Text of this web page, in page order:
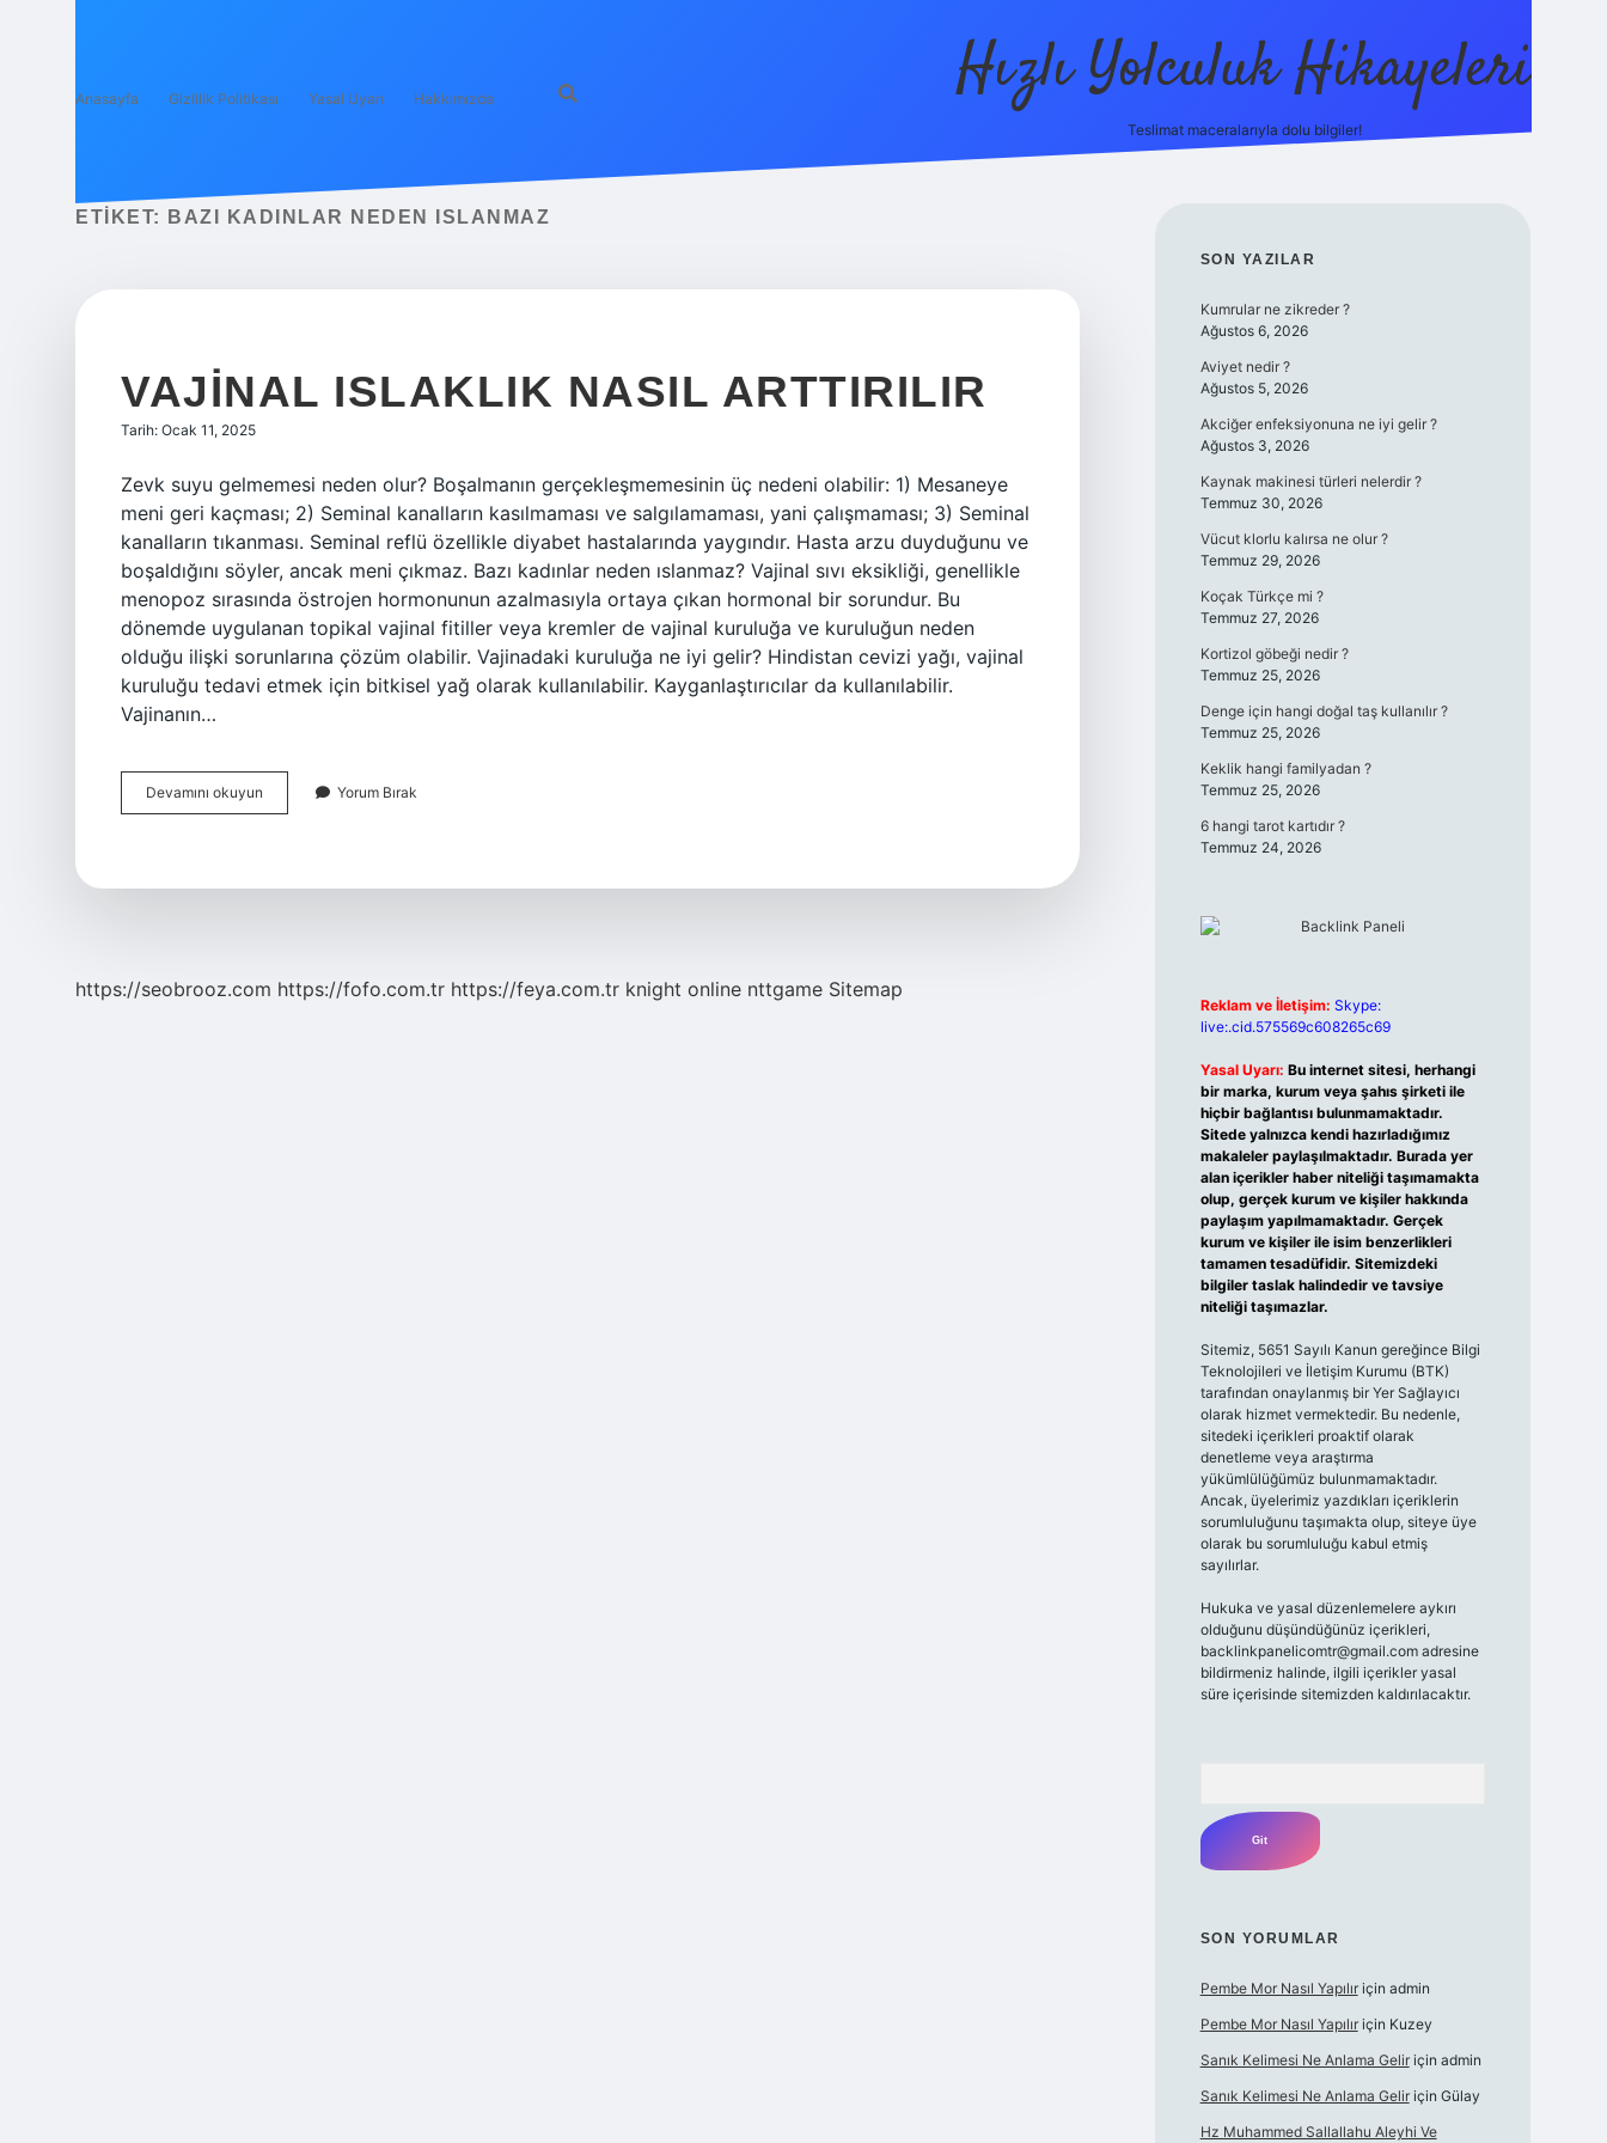
Anasayfa Gizlilik Politikası Yasal Uyarı Hakkımızda Hızlı Yolculuk Hikayeleri
Teslimat maceralarıyla dolu bilgiler!
ETIKET: BAZI KADINLAR NEDEN ISLANMAZ
VAJINAL ISLAKLIK NASIL ARTTIRILIR
Tarih: Ocak 11, 2025
Zevk suyu gelmemesi neden olur? Boşalmanın gerçekleşmemesinin üç nedeni olabilir: 1) Mesaneye
meni geri kaçması; 2) Seminal kanalların kasılmaması ve salgılamaması, yani çalışmaması; 3) Seminal
kanalların tıkanması. Seminal reflü özellikle diyabet hastalarında yaygındır. Hasta arzu duyduğunu ve
boşaldığını söyler, ancak meni çıkmaz. Bazı kadınlar neden ıslanmaz? Vajinal sıvı eksikliği, genellikle
menopoz sırasında östrojen hormonunun azalmasıyla ortaya çıkan hormonal bir sorundur. Bu
dönemde uygulanan topikal vajinal fitiller veya kremler de vajinal kuruluğa ve kuruluğun neden
olduğu ilişki sorunlarına çözüm olabilir. Vajinadaki kuruluğa ne iyi gelir? Hindistan cevizi yağı, vajinal
kuruluğu tedavi etmek için bitkisel yağ olarak kullanılabilir. Kayganlaştırıcılar da kullanılabilir.
Vajinanın…
Devamını okuyun
Islaklık
Yorum Bırak
https://seobrooz.com https://fofo.com.tr https://feya.com.tr knight online nttgame Sitemap
SIDEBAR
SON YAZILAR
Kumrular ne zikreder ?
Ağustos 6, 2026
Aviyet nedir ?
Ağustos 5, 2026
Akciğer enfeksiyonuna ne iyi gelir ?
Ağustos 3, 2026
Kaynak makinesi türleri nelerdir ?
Temmuz 30, 2026
Vücut klorlu kalırsa ne olur ?
Temmuz 29, 2026
Koçak Türkçe mi ?
Temmuz 27, 2026
Kortizol göbeği nedir ?
Temmuz 25, 2026
Denge için hangi doğal taş kullanılır ?
Temmuz 25, 2026
Keklik hangi familyadan ?
Temmuz 25, 2026
6 hangi tarot kartıdır ?
Temmuz 24, 2026
Reklam ve İletişim: Skype:
live:.cid.575569c608265c69
Yasal Uyarı: Bu internet sitesi, herhangi
bir marka, kurum veya şahıs şirketi ile
hiçbir bağlantısı bulunmamaktadır.
Sitede yalnızca kendi hazırladığımız
makaleler paylaşılmaktadır. Burada yer
alan içerikler haber niteliği taşımamakta
olup, gerçek kurum ve kişiler hakkında
paylaşım yapılmamaktadır. Gerçek
kurum ve kişiler ile isim benzerlikleri
tamamen tesadüfidir. Sitemizdeki
bilgiler taslak halindedir ve tavsiye
niteliği taşımazlar.
Sitemiz, 5651 Sayılı Kanun gereğince Bilgi
Teknolojileri ve İletişim Kurumu (BTK)
tarafından onaylanmış bir Yer Sağlayıcı
olarak hizmet vermektedir. Bu nedenle,
sitedeki içerikleri proaktif olarak
denetleme veya araştırma
yükümlülüğümüz bulunmamaktadır.
Ancak, üyelerimiz yazdıkları içeriklerin
sorumluluğunu taşımakta olup, siteye üye
olarak bu sorumluluğu kabul etmiş
sayılırlar.
Hukuka ve yasal düzenlemelere aykırı
olduğunu düşündüğünüz içerikleri,
backlinkpanelicomtr@gmail.comadresine
bildirmeniz halinde, ilgili içerikler yasal
süre içerisinde sitemizden kaldırılacaktır.
SON YORUMLAR
Pembe Mor Nasıl Yapılıriçin admin
Pembe Mor Nasıl Yapılıriçin Kuzey
Sanık Kelimesi Ne Anlama Geliriçin admin
Sanık Kelimesi Ne Anlama Geliriçin Gülay
Hz Muhammed Sallallahu Aleyhi Ve